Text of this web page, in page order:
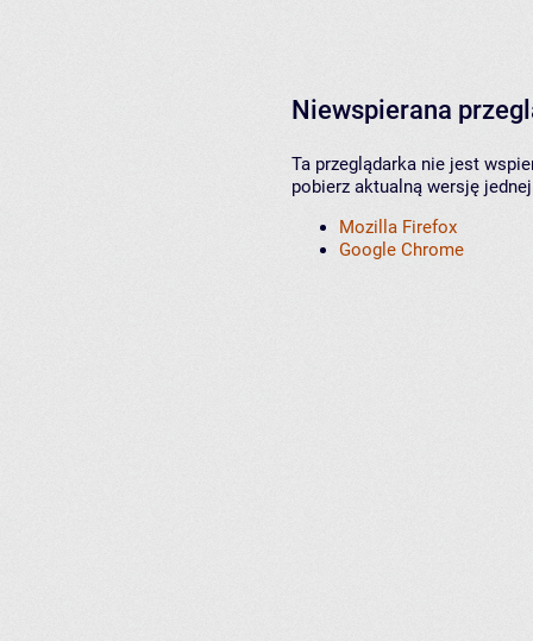
Niewspierana
Ta przeglądarka nie jest
pobierz aktualną wersję
Mozilla Firefox
Google Chrome